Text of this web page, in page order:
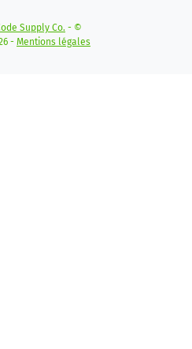
Supply Co. - ©
- Mentions légales